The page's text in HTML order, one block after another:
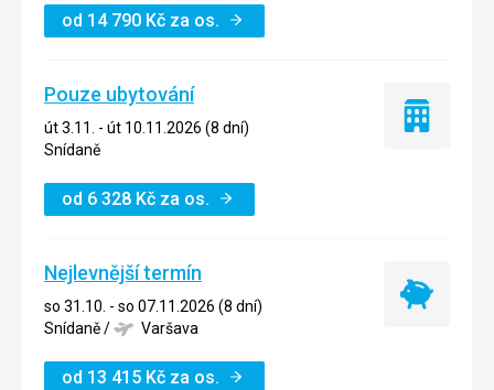
od 14 790 Kč za os.
Pouze ubytování
út 3.11. - út 10.11.2026 (8 dní)
Snídaně
od 6 328 Kč za os.
Pouze
Nejlevnější termín
so 31.10. - so 07.11.2026 (8 dní)
Snídaně/ Varšava
od 13 415 Kč za os.
Nejlevnější